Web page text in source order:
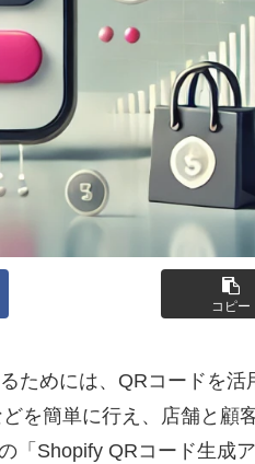
コピー
ためには、QRコードを活
を簡単に行え、店舗と顧
「Shopify QRコード生成